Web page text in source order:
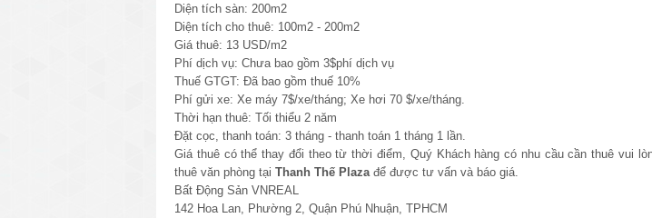
Diện tích sàn: 200m2
Diện tích cho thuê: 100m2 - 200m2
Giá thuê: 13 USD/m2
Phí dịch vụ: Chưa bao gồm 3$phí dịch vụ
Thuế GTGT: Đã bao gồm thuế 10%
Phí gửi xe: Xe máy 7$/xe/tháng; Xe hơi 70 $/xe/tháng.
Thời hạn thuê: Tối thiểu 2 năm
Đặt cọc, thanh toán: 3 tháng - thanh toán 1 tháng 1 lần.
Giá thuê có thể thay đổi theo từ thời điểm, Quý Khách hàng có nhu cầu cần thuê vui
thuê văn phòng tại Thanh Thế Plaza để được tư vấn và báo giá.
Bất Động Sản VNREAL
142 Hoa Lan, Phường 2, Quận Phú Nhuận, TPHCM